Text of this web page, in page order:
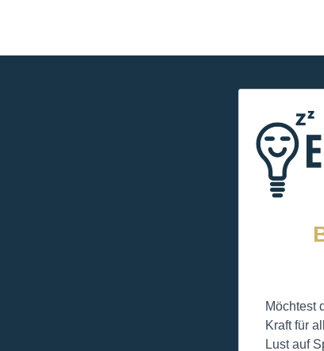
Möchtest
Kraft für
Lust auf